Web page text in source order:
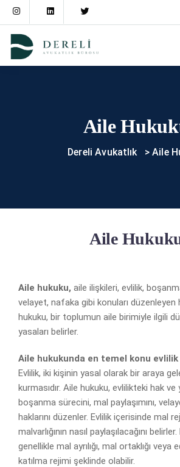
Aile
Dereli Avukatlık >Aile
Aile
Aile hukuku, aile ilişkileri, evlilik,
velayet, nafaka gibi konuları düzenleyen
hukuku, bir toplumun aile birimiyle ilgili
yasaları belirler.
Aile hukukunda en temel konu evlilik
Evlilik, iki kişinin yasal olarak bir araya
kurmasıdır. Aile hukuku, evlilikteki hak ve
boşanma sürecini, mal paylaşımını,
haklarını düzenler. Evlilik içerisinde mal
malvarlığının nasıl paylaşılacağını
genellikle mal ayrılığı, mal ortaklığı veya
katılma rejimi şeklinde olabilir.